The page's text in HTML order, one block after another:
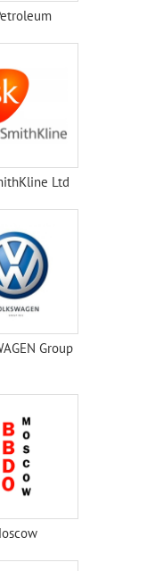
Ltd
Group